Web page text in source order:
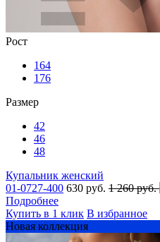
Рост
164
176
Размер
42
46
48
Купальник женский
01-0727-400 630 руб. 1 260 руб.
Подробнее
Купить в 1 клик В избранное
Новая коллекция